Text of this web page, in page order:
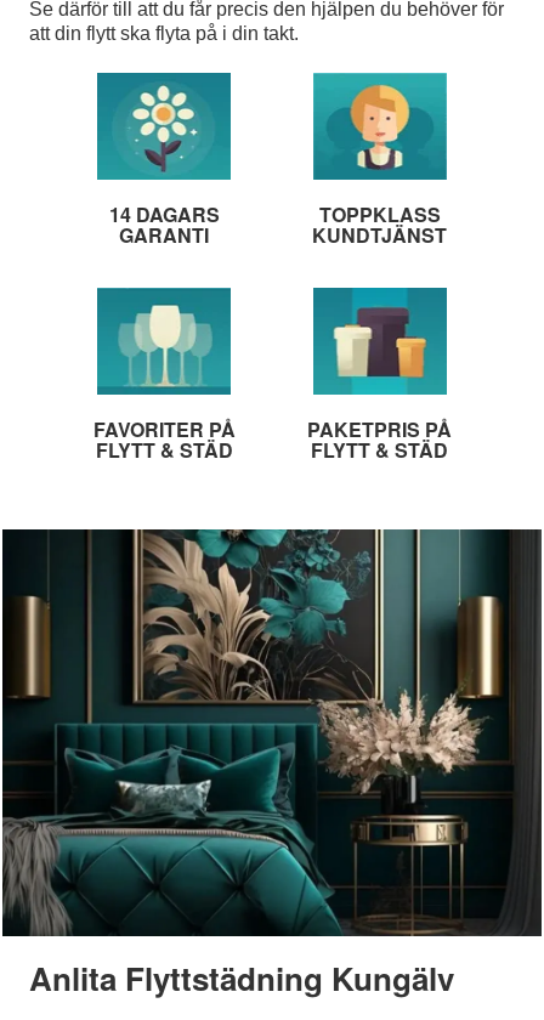
Se därför till att du får precis den hjälpen du behöver för
att din flytt ska flyta på i din takt.
14 DAGARS
GARANTI
TOPPKLASS
KUNDTJÄNST
FAVORITER PÅ
FLYTT & STÄD
PAKETPRIS PÅ
FLYTT & STÄD
Anlita Flyttstädning Kungälv